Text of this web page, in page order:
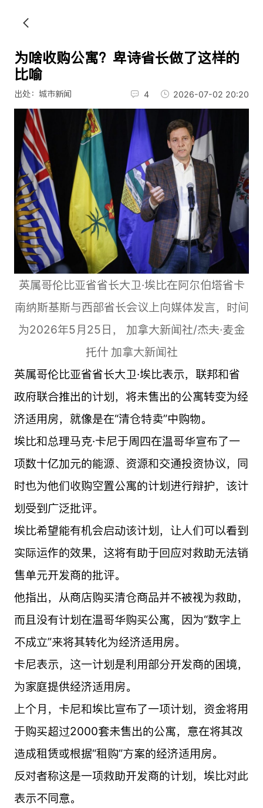
为啥收购公寓？卑诗省长做了这样的
比喻
出处：城市新闻 4 2026-07-02 20:20
英属哥伦比亚省省长大卫·埃比在阿尔伯塔省卡
南纳斯基斯与西部省长会议上向媒体发言，时间
为2026年5月25日， 加拿大新闻社/杰夫·麦金
托什 加拿大新闻社
英属哥伦比亚省省长大卫·埃比表示，联邦和省
政府联合推出的计划，将未售出的公寓转变为经
济适用房，就像是在“清仓特卖”中购物。
埃比和总理马克·卡尼于周四在温哥华宣布了一
项数十亿加元的能源、资源和交通投资协议，同
时也为他们收购空置公寓的计划进行辩护，该计
划受到广泛批评。
埃比希望能有机会启动该计划，让人们可以看到
实际运作的效果，这将有助于回应对救助无法销
售单元开发商的批评。
他指出，从商店购买清仓商品并不被视为救助，
而且没有计划在温哥华购买公寓，因为“数字上
不成立”来将其转化为经济适用房。
卡尼表示，这一计划是利用部分开发商的困境，
为家庭提供经济适用房。
上个月，卡尼和埃比宣布了一项计划，资金将用
于购买超过2000套未售出的公寓，意在将其改
造成租赁或根据“租购”方案的经济适用房。
反对者称这是一项救助开发商的计划，埃比对此
表示不同意。